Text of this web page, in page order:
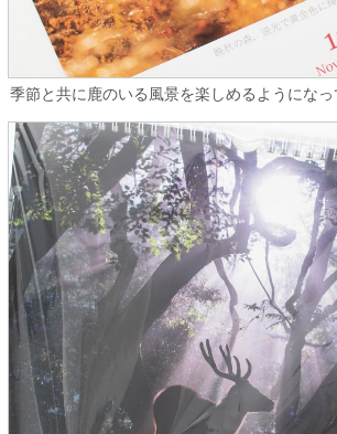
季節と共に鹿のいる風景を楽しめるようになっ